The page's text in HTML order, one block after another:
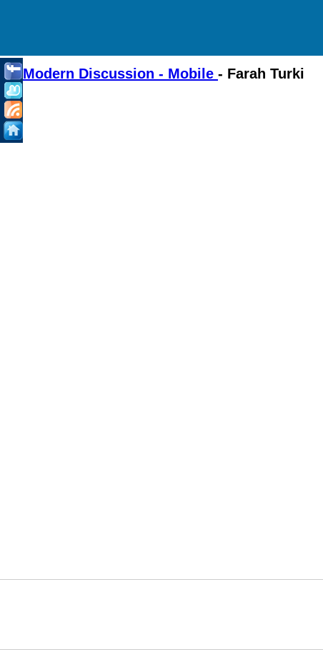
Modern Discussion - Mobile - Farah Turki